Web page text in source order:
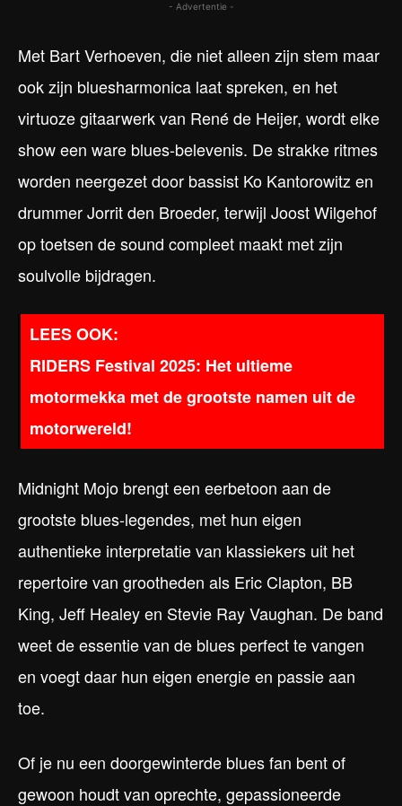
- Advertentie -
Met Bart Verhoeven, die niet alleen zijn stem maar
ook zijn bluesharmonica laat spreken, en het
virtuoze gitaarwerk van René de Heijer, wordt elke
show een ware blues-belevenis. De strakke ritmes
worden neergezet door bassist Ko Kantorowitz en
drummer Jorrit den Broeder, terwijl Joost Wilgehof
op toetsen de sound compleet maakt met zijn
soulvolle bijdragen.
RIDERS Festival 2025: Het ultieme
motormekka met de grootste namen uit de
motorwereld!
Midnight Mojo brengt een eerbetoon aan de
grootste blues-legendes, met hun eigen
authentieke interpretatie van klassiekers uit het
repertoire van grootheden als Eric Clapton, BB
King, Jeff Healey en Stevie Ray Vaughan. De band
weet de essentie van de blues perfect te vangen
en voegt daar hun eigen energie en passie aan
toe.
Of je nu een doorgewinterde blues fan bent of
gewoon houdt van oprechte, gepassioneerde